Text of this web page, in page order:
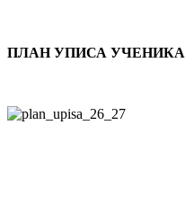
ПЛАН УПИСА УЧЕНИКА